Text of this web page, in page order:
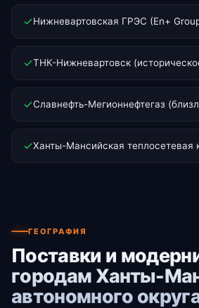
Нижневартовская ГРЭС (En+
ТНК-Нижневартовск
Славнефть-Мегионнефтегаз
Ханты-Мансийская теплосетевая
ГЕОГРАФИЯ
Поставки и
городам Ханты-
автономного